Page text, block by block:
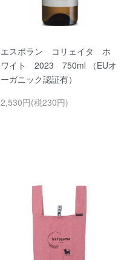
エスポラン コリェイタ ホ
ワイト 2023 750ml （EUオ
ーガニック認証有）
2,530円(税230円)